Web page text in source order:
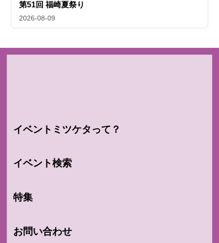
第51回 福崎夏祭り
2026-08-09
イベントミツケタって？
イベント検索
特集
お問い合わせ